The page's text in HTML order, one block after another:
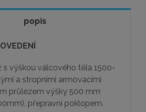
popis
s výškou válcového těla 1500-
a stropními armovacími
průlezem výšky 500 mm
přepravní poklopem.